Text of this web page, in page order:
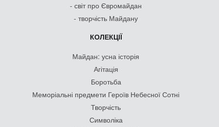
- світ про Євромайдан
- творчість Майдану
КОЛЕКЦІЇ
Майдан: усна історія
Агітація
Боротьба
Меморіальні предмети Героїв Небесної Сотні
Творчість
Символіка